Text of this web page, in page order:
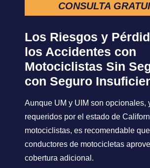
CONSULTA
Los Riesgos y
los Accidentes con
Motociclistas Sin
con Seguro
Aunque UM y UIM son opcionales,
requeridos por el estado de
motociclistas, es recomendable
conductores de motocicletas
cobertura adicional.